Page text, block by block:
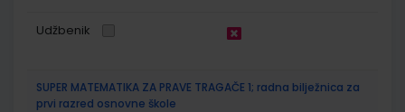
Udžbenik
SUPER MATEMATIKA ZA PRAVE TRAGAČE 1; radna bilježnica za
prvi razred osnovne škole